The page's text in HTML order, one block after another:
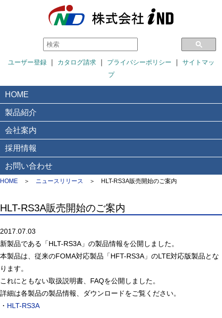
ユーザー登録｜ カタログ請求｜ プライバシーポリシー ｜ サイトマッ
プ
HOME
製品紹介
会社案内
採用情報
お問い合わせ
HOME ＞ ニュースリリース ＞ HLT-RS3A販売開始のご案内
HLT-RS3A販売開始のご案内
2017.07.03
新製品である「HLT-RS3A」の製品情報を公開しました。
本製品は、従来のFOMA対応製品「HFT-RS3A」のLTE対応版製品とな
ります。
これにともない取扱説明書、FAQを公開しました。
詳細は各製品の製品情報、ダウンロードをご覧ください。
・ HLT-RS3A